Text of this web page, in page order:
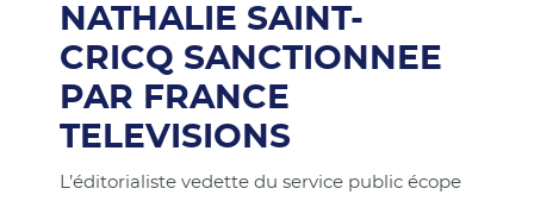
NATHALIE SAINT-
CRICQ SANCTIONNEE
PAR FRANCE
TELEVISIONS
L’éditorialiste vedette du service public écope